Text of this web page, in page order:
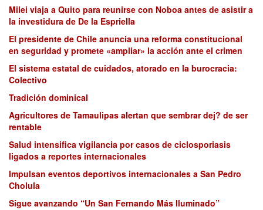
Milei viaja a Quito para reunirse con Noboa antes de asistir a
la investidura de De la Espriella
El presidente de Chile anuncia una reforma constitucional
en seguridad y promete «ampliar» la acción ante el crimen
El sistema estatal de cuidados, atorado en la burocracia:
Colectivo
Tradición dominical
Agricultores de Tamaulipas alertan que sembrar dej? de ser
rentable
Salud intensifica vigilancia por casos de ciclosporiasis
ligados a reportes internacionales
Impulsan eventos deportivos internacionales a San Pedro
Cholula
Sigue avanzando “Un San Fernando Más Iluminado”